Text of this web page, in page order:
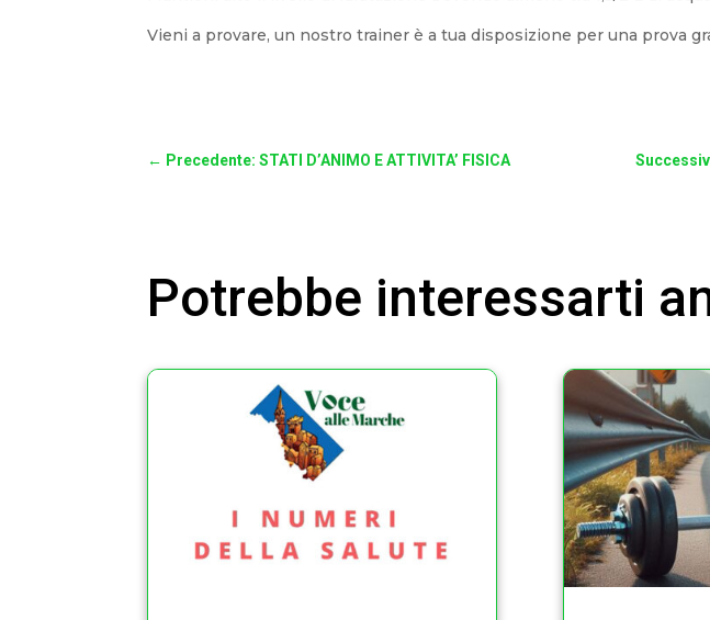
Vieni a provare, un nostro trainer è a tua disposizione per una prova
← Precedente: STATI D’ANIMO E ATTIVITA’ FISICA
Potrebbe interessarti